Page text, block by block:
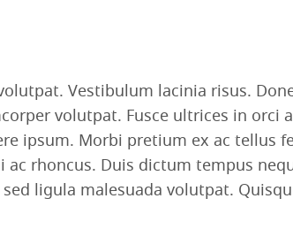
Vestibulum lacinia risus.
volutpat. Fusce ultrices in orci
ipsum. Morbi pretium ex ac tellus
rhoncus. Duis dictum tempus
ligula malesuada volutpat.